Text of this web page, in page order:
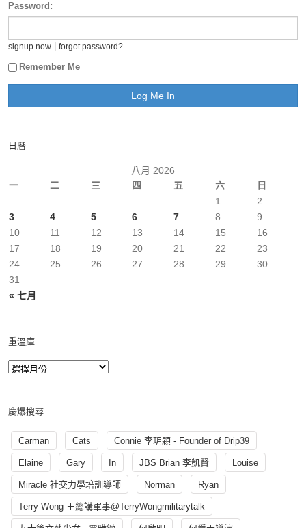
Password:
signup now forgot password?
Remember Me
日曆
八月 2026
一
二 三 四 五 六 日
« 七月
1
2
3
4 5 6 7 8
9
10
11 12 13 14 15
16
17
18 19 20 21 22
23
24
25 26 27 28 29
30
31
重溫庫
慶爆搜尋
Carman Cats Connie 李玥穎 - Founder of Drip39
Elaine Gary In JBS Brian 李凱賢 Louise
Miracle 社交力學培訓導師 Norman Ryan
Terry Wong 王總講軍事@TerryWongmilitarytalk